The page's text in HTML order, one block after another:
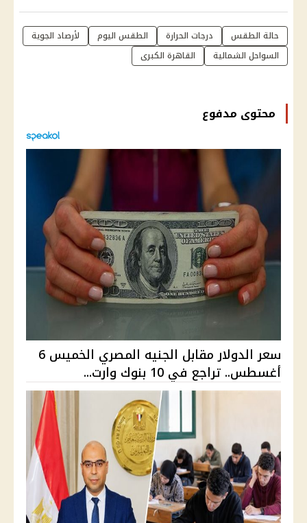
حالة الطقس درجات الحرارة الطقس اليوم
لأرصاد الجوية
السواحل الشمالية
القاهرة الكبرى
محتوى مدفوع
سعر الدولار مقابل الجنيه المصري الخميس 6
أغسطس.. تراجع في 10 بنوك وارت...